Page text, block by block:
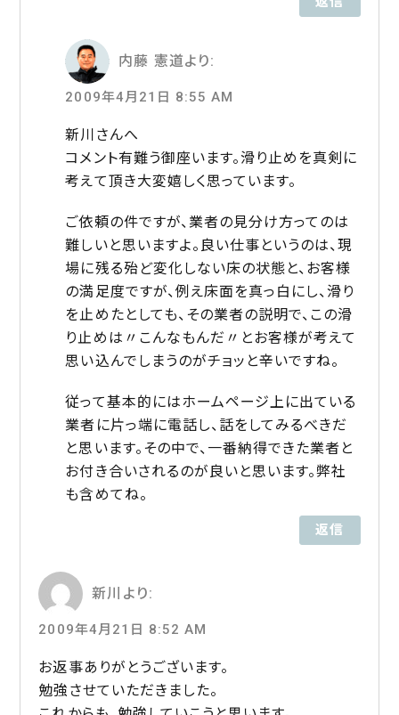
内藤 憲道より:
2009年4月21日 8:55 AM
新川さんへ
コメント有難う御座います。滑り止めを真剣に
考えて頂き大変嬉しく思っています。
ご依頼の件ですが、業者の見分け方ってのは
難しいと思いますよ。良い仕事というのは、現
場に残る殆ど変化しない床の状態と、お客様
の満足度ですが、例え床面を真っ白にし、滑り
を止めたとしても、その業者の説明で、この滑
り止めは〃こんなもんだ〃とお客様が考えて
思い込んでしまうのがチョッと辛いですね。
従って基本的にはホームページ上に出ている
業者に片っ端に電話し、話をしてみるべきだ
と思います。その中で、一番納得できた業者と
お付き合いされるのが良いと思います。弊社
も含めてね。
返信
新川 より:
2009年4月21日 8:52 AM
お返事ありがとうございます。
勉強させていただきました。